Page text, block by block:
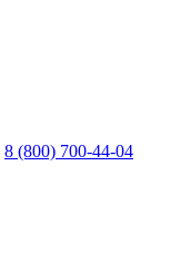
8 (800) 700-44-04